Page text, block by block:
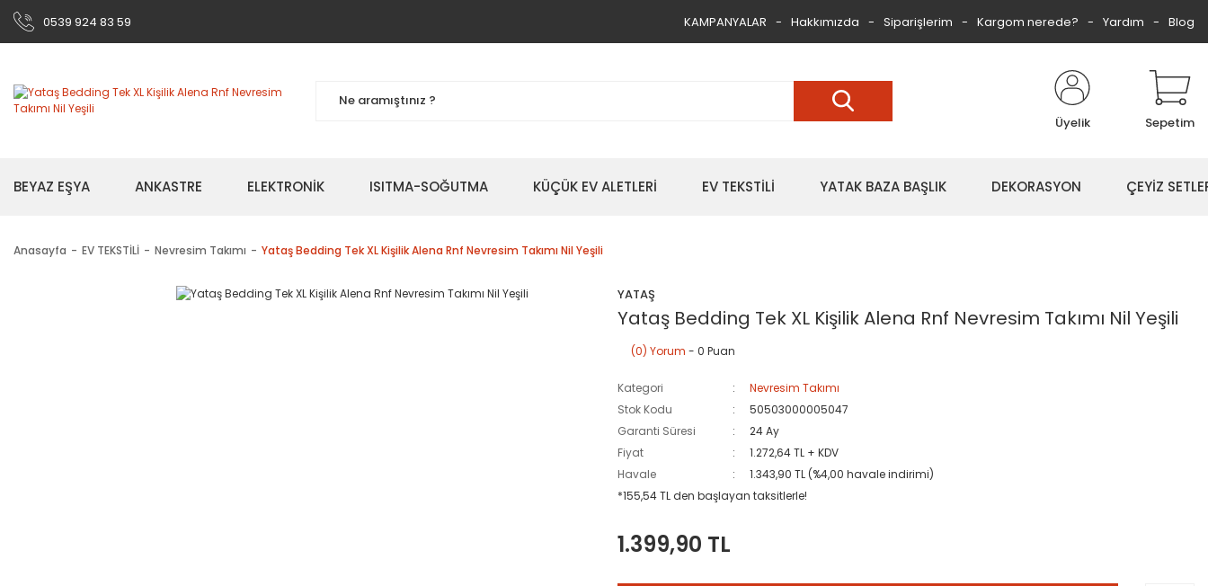
0539 924 83 59 KAMPANYALAR Hakkımızda Siparişlerim Kargom nerede? Yardım Blog
Üyelik Sepetim
BEYAZ EŞYA ANKASTRE ELEKTRONİK ISITMA-SOĞUTMA KÜÇÜK EV ALETLERİ EV TEKSTİLİ YATAK BAZA BAŞLIK DEKORASYON ÇEYİZ
Anasayfa EV TEKSTİLİ Nevresim Takımı Yataş Bedding Tek XL Kişilik Alena Rnf Nevresim Takımı Nil Yeşili
YATAŞ
Yataş Bedding Tek XL Kişilik Alena Rnf Nevresim Takımı Nil Yeşili
(0) Yorum - 0 Puan
Kategori
Nevresim Takımı
Stok Kodu
50503000005047
Garanti Süresi
24 Ay
Fiyat
1.272,64 TL + KDV
Havale
1.343,90 TL (%4,00 havale indirimi)
*155,54 TL den başlayan taksitlerle!
1.399,90 TL